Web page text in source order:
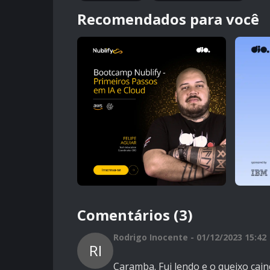
Recomendados para você
Comentários (3)
RI
Rodrigo Inocente - 01/12/2023 15:42
Caramba. Fui lendo e o queixo